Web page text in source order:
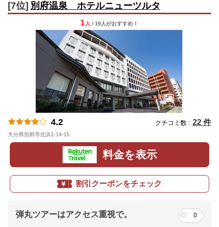
[7位] 別府温泉 ホテルニューツルタ
1 人 / 19人がおすすめ！
4.2 クチコミ数 : 22 件
大分県別府市北浜1-14-15
料金を表示
割引クーポンをチェック
弾丸ツアーはアクセス重視で。 0